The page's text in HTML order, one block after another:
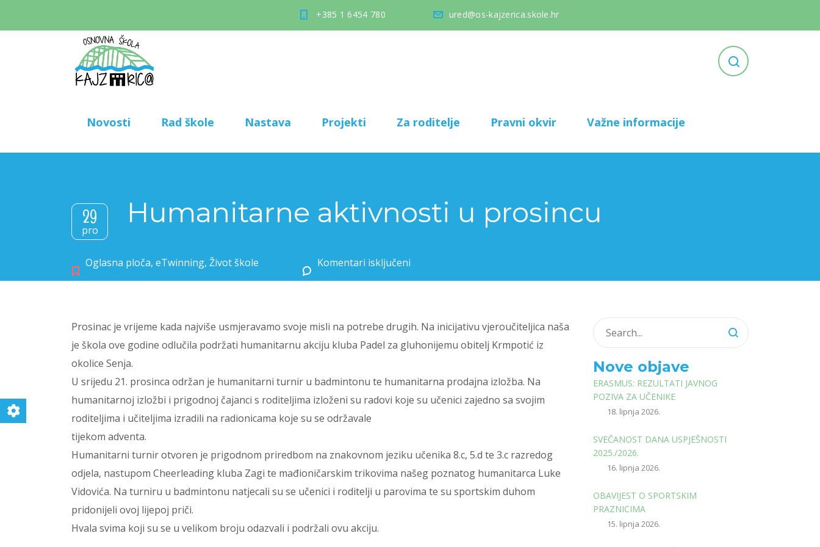
+385 1 6454 780 ured@os-kajzerica.skole.hr
Novosti Rad škole Nastava Projekti Za roditelje Pravni okvir Važne informacije
29
pro
Humanitarne aktivnosti u prosincu
Oglasna ploča, eTwinning, Život škole Komentari isključeni
Prosinac je vrijeme kada najviše usmjeravamo svoje misli na potrebe drugih. Na inicijativu vjeroučiteljica naša
je škola ove godine odlučila podržati humanitarnu akciju kluba Padel za gluhonijemu obitelj Krmpotić iz
okolice Senja.
U srijedu 21. prosinca održan je humanitarni turnir u badmintonu te humanitarna prodajna izložba. Na
humanitarnoj izložbi i prigodnoj čajanci s roditeljima izloženi su radovi koje su učenici zajedno sa svojim
roditeljima i učiteljima izradili na radionicama koje su se održavale
tijekom adventa.
Humanitarni turnir otvoren je prigodnom priredbom na znakovnom jeziku učenika 8.c, 5.d te 3.c razredog
odjela, nastupom Cheerleading kluba Zagi te mađioničarskim trikovima našeg poznatog humanitarca Luke
Vidovića. Na turniru u badmintonu natjecali su se učenici i roditelji u parovima te su sportskim duhom
pridonijeli ovoj lijepoj priči.
Hvala svima koji su se u velikom broju odazvali i podržali ovu akciju.
Nove objave
ERASMUS: REZULTATI JAVNOG
POZIVA ZA UČENIKE
18. lipnja 2026.
SVEČANOST DANA USPJEŠNOSTI
2025./2026.
16. lipnja 2026.
OBAVIJEST O SPORTSKIM
PRAZNICIMA
15. lipnja 2026.